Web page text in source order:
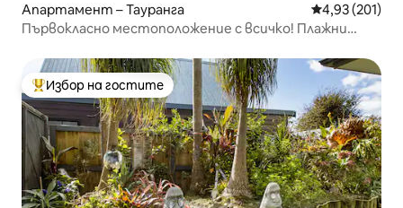
Апартамент – Тауранга Средна
4,93 (201)
Първокласно местоположение с всичко! Плажни
Най-популярен избор на гостите
Избор на гостите